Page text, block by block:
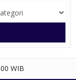
WIB